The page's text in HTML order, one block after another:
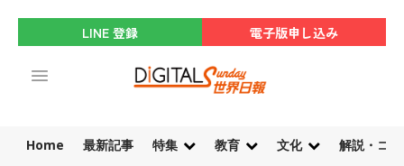
LINE 登録 電子版申し込み
Home 最新記事 特集 教育 文化 解説・コ